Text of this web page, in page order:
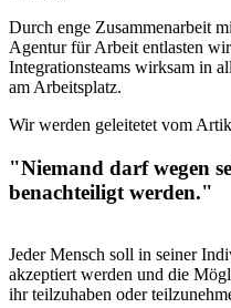
Durch enge Zusammenarbeit
Agentur für Arbeit entlasten
Integrationsteams wirksam in
am Arbeitsplatz.
Wir werden geleitetet vom
"Niemand darf wegen
benachteiligt werden."
Jeder Mensch soll in seiner
akzeptiert werden und die
ihr teilzuhaben oder